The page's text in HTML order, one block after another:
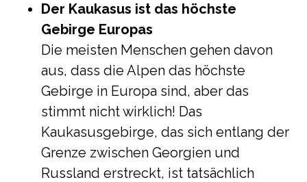
Der Kaukasus ist das höchste
Gebirge Europas
Die meisten Menschen gehen davon
aus, dass die Alpen das höchste
Gebirge in Europa sind, aber das
stimmt nicht wirklich! Das
Kaukasusgebirge, das sich entlang der
Grenze zwischen Georgien und
Russland erstreckt, ist tatsächlich